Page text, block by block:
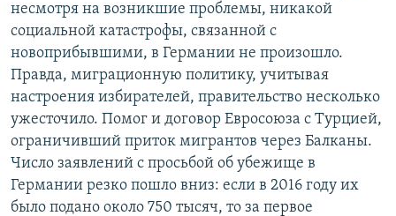
несмотря на возникшие проблемы, никакой
социальной катастрофы, связанной с
новоприбывшими, в Германии не произошло.
Правда, миграционную политику, учитывая
настроения избирателей, правительство несколько
ужесточило. Помог и договор Евросоюза с Турцией,
ограничивший приток мигрантов через Балканы.
Число заявлений с просьбой об убежище в
Германии резко пошло вниз: если в 2016 году их
было подано около 750 тысяч, то за первое